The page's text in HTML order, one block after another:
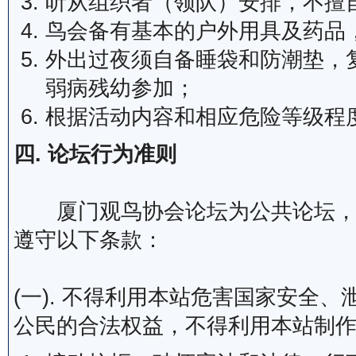
鸟会备有基本的户外用具及药
外出过夜须自备睡袋和防潮垫
弱病残幼参加；
根据活动内容和相应危险等级程
四. 论坛行为准则
厦门观鸟协会论坛为公共论坛，
遵守以下条款：
(一). 不得利用本站危害国家安全、
公民的合法权益，不得利用本站制